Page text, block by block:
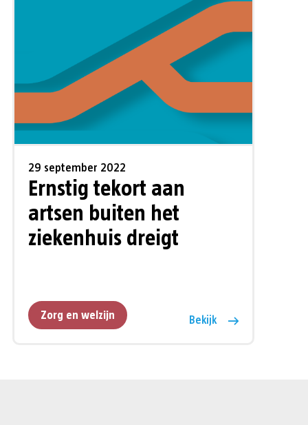
29 september 2022
Ernstig tekort aan
artsen buiten het
ziekenhuis dreigt
Zorg en welzijn Bekijk